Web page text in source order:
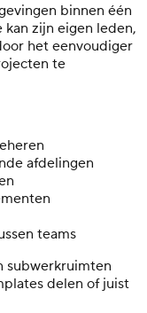
binnen één
zijn eigen leden,
het eenvoudiger
te
afdelingen
teams
subwerkruimten
delen of juist